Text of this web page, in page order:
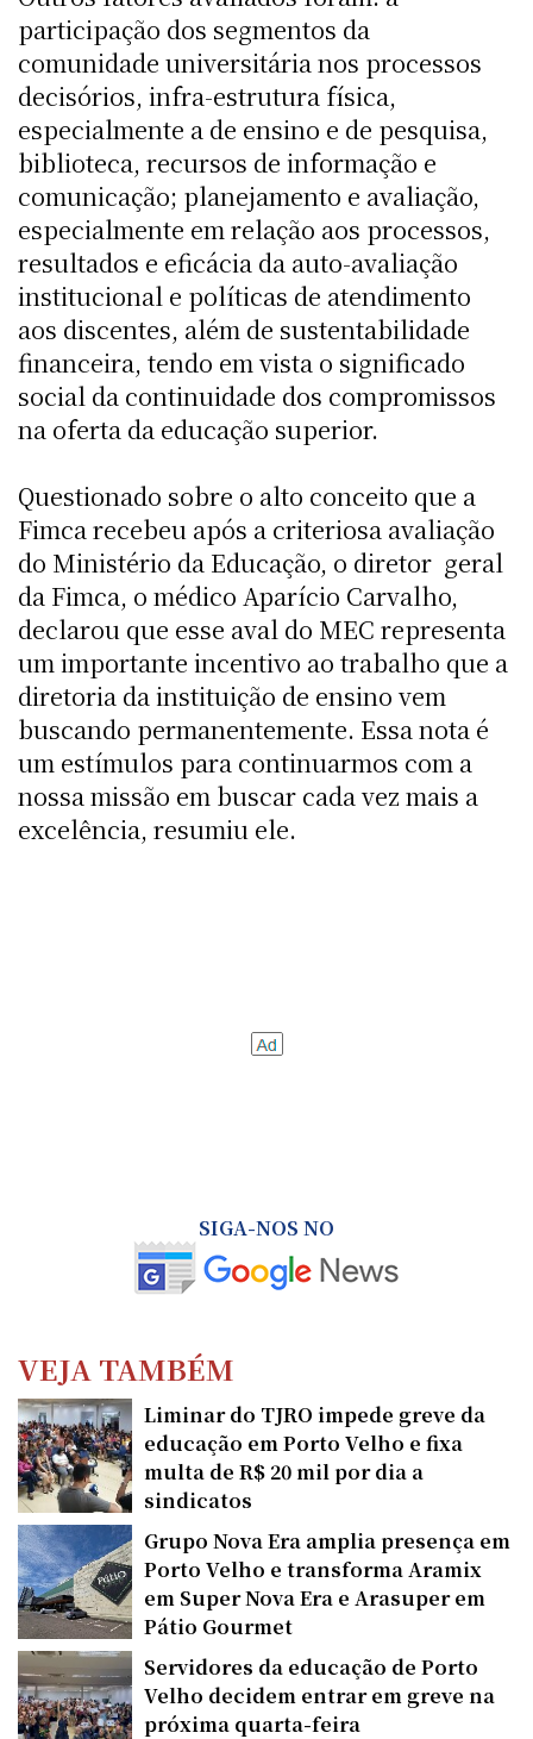
participação dos segmentos da
comunidade universitária nos processos
decisórios, infra-estrutura física,
especialmente a de ensino e de pesquisa,
biblioteca, recursos de informação e
comunicação; planejamento e avaliação,
especialmente em relação aos processos,
resultados e eficácia da auto-avaliação
institucional e políticas de atendimento
aos discentes, além de sustentabilidade
financeira, tendo em vista o significado
social da continuidade dos compromissos
na oferta da educação superior.
Questionado sobre o alto conceito que a
Fimca recebeu após a criteriosa avaliação
do Ministério da Educação, o diretor  geral
da Fimca, o médico Aparício Carvalho,
declarou que esse aval do MEC representa
um importante incentivo ao trabalho que a
diretoria da instituição de ensino vem
buscando permanentemente. Essa nota é
um estímulos para continuarmos com a
nossa missão em buscar cada vez mais a
excelência, resumiu ele.
SIGA-NOS NO
VEJA TAMBÉM
Liminar do TJRO impede greve da
educação em Porto Velho e fixa
multa de R$ 20 mil por dia a
sindicatos
Grupo Nova Era amplia presença em
Porto Velho e transforma Aramix
em Super Nova Era e Arasuper em
Pátio Gourmet
Servidores da educação de Porto
Velho decidem entrar em greve na
próxima quarta-feira